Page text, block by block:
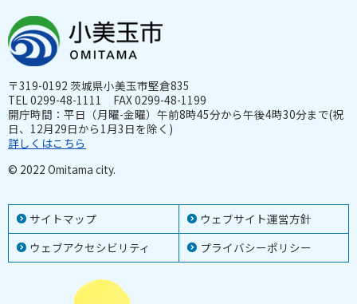
サイトマップ
ウェブサイト運営方針
ウェブアクセシビリティ
プライバシーポリシー
〒319-0192 茨城県小美玉市堅倉835
TEL 0299-48-1111 FAX 0299-48-1199
開庁時間：平日（月曜-金曜）午前8時45分から午後4時30分まで(祝
日、12月29日から1月3日を除く)
詳しくはこちら
© 2022 Omitama city.